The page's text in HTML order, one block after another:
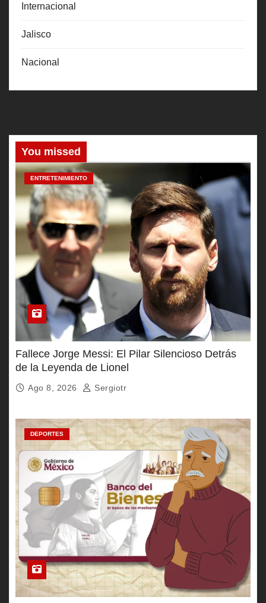
Internacional
Jalisco
Nacional
You missed
ENTRETENIMIENTO
Fallece Jorge Messi: El Pilar Silencioso Detrás
de la Leyenda de Lionel
Ago 8, 2026 Sergiotr
DEPORTES